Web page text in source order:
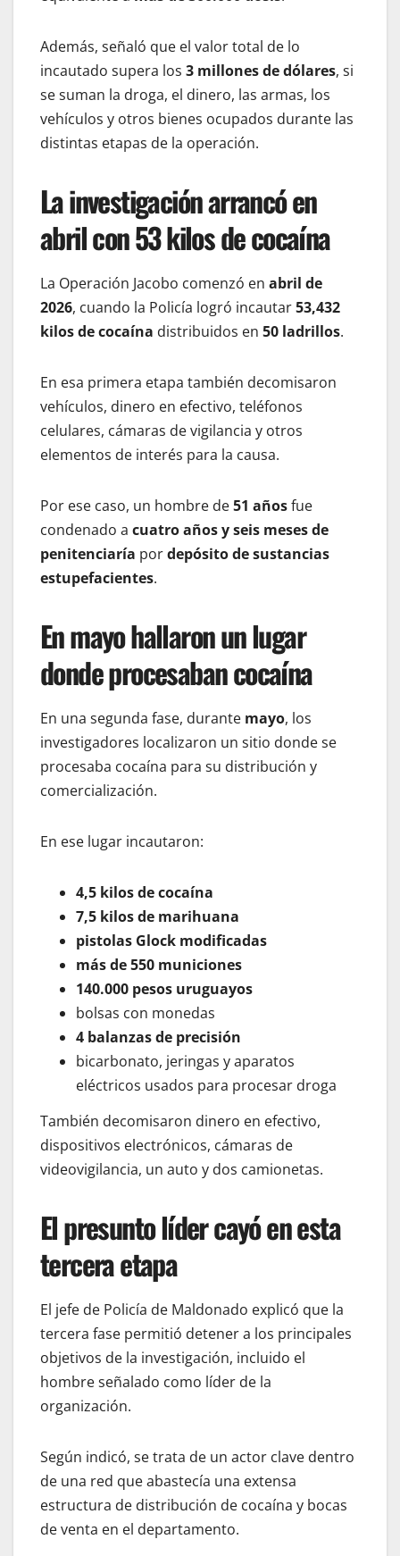
Además, señaló que el valor total de lo
incautado supera los 3 millones de dólares, si
se suman la droga, el dinero, las armas, los
vehículos y otros bienes ocupados durante las
distintas etapas de la operación.
La investigación arrancó en
abril con 53 kilos de cocaína
La Operación Jacobo comenzó en abril de
2026, cuando la Policía logró incautar53,432
kilos de cocaína distribuidos en 50 ladrillos.
En esa primera etapa también decomisaron
vehículos, dinero en efectivo, teléfonos
celulares, cámaras de vigilancia y otros
elementos de interés para la causa.
Por ese caso, un hombre de51 añosfue
condenado a cuatro años y seis meses de
penitenciaría pordepósito de sustancias
estupefacientes.
En mayo hallaron un lugar
donde procesaban cocaína
En una segunda fase, durante mayo, los
investigadores localizaron un sitio donde se
procesaba cocaína para su distribución y
comercialización.
En ese lugar incautaron:
4,5 kilos de cocaína
7,5 kilos de marihuana
pistolas Glock modificadas
más de 550 municiones
140.000 pesos uruguayos
bolsas con monedas
4 balanzas de precisión
bicarbonato, jeringas y aparatos
eléctricos usados para procesar droga
También decomisaron dinero en efectivo,
dispositivos electrónicos, cámaras de
videovigilancia, un auto y dos camionetas.
El presunto líder cayó en esta
tercera etapa
El jefe de Policía de Maldonado explicó que la
tercera fase permitió detener a los principales
objetivos de la investigación, incluido el
hombre señalado como líder de la
organización.
Según indicó, se trata de un actor clave dentro
de una red que abastecía una extensa
estructura de distribución de cocaína y bocas
de venta en el departamento.